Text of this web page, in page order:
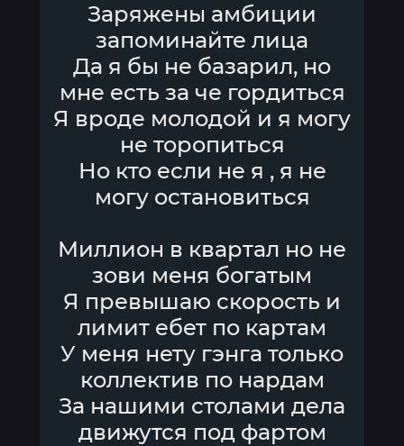
Заряжены амбиции
запоминайте лица
Да я бы не базарил, но
мне есть за че гордиться
Я вроде молодой и я могу
не торопиться
Но кто если не я , я не
могу остановиться
Миллион в квартал но не
зови меня богатым
Я превышаю скорость и
лимит ебет по картам
У меня нету гэнга только
коллектив по нардам
За нашими столами дела
движутся под фартом